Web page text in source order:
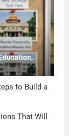
to Build a
That Will